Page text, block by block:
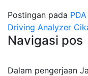
Postingan pada
Driving Analyzer
Navigasi pos
Dalam pengerjaan